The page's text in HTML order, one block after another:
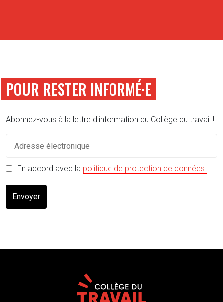
POUR RESTER INFORMÉ·E
Abonnez-vous à la lettre d'information du Collège du travail !
En accord avec la politique de protection de données.
Envoyer